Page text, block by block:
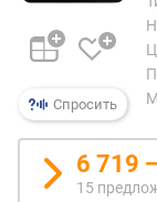
з
м
е
е
н
й
Спросить
6 719
15